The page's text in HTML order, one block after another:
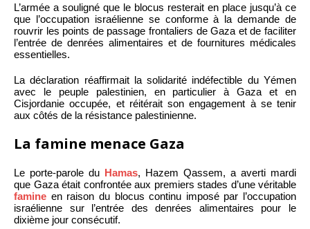
L’armée a souligné que le blocus resterait en place jusqu’à ce
que l’occupation israélienne se conforme à la demande de
rouvrir les points de passage frontaliers de Gaza et de faciliter
l’entrée de denrées alimentaires et de fournitures médicales
essentielles.
La déclaration réaffirmait la solidarité indéfectible du Yémen
avec le peuple palestinien, en particulier à Gaza et en
Cisjordanie occupée, et réitérait son engagement à se tenir
aux côtés de la résistance palestinienne.
La famine menace Gaza
Le porte-parole du Hamas, Hazem Qassem, a averti mardi
que Gaza était confrontée aux premiers stades d’une véritable
famine en raison du blocus continu imposé par l’occupation
israélienne sur l’entrée des denrées alimentaires pour le
dixième jour consécutif.